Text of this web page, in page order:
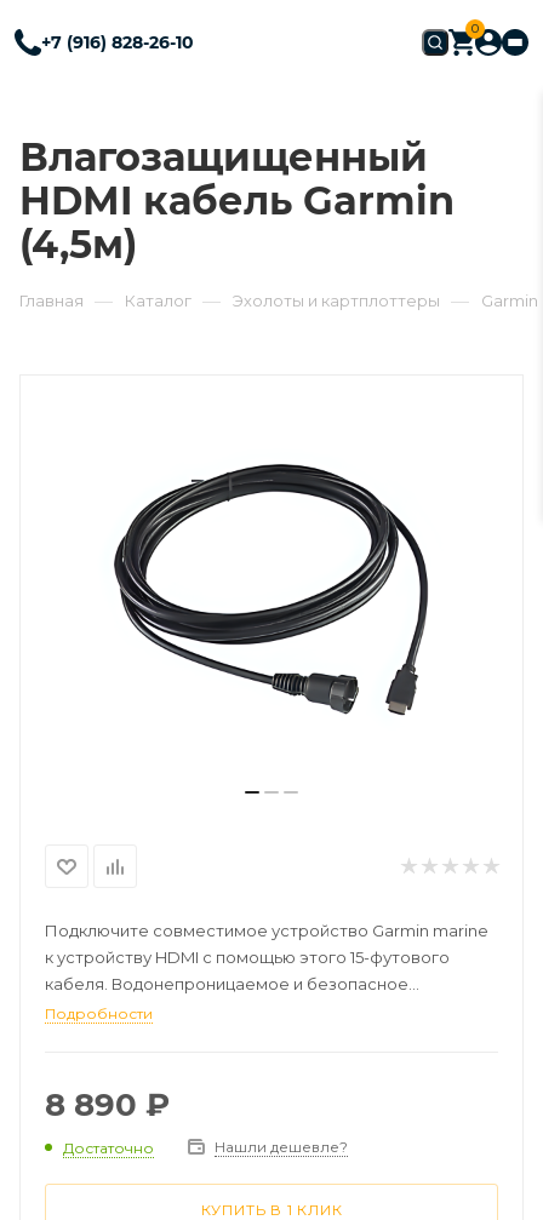
+7 (916) 828-26-10
0
Влагозащищенный
HDMI кабель Garmin
(4,5м)
Главная — Каталог — Эхолоты и картплоттеры — Garmin
Подключите совместимое устройство Garmin marine
к устройству HDMI с помощью этого 15-футового
кабеля. Водонепроницаемое и безопасное
соединение поддерживает воспроизведение видео и
дополнительной информации о поддерживаемых
функциях A / V.
Подробности
8 890 ₽
Достаточно Нашли дешевле?
КУПИТЬ В 1 КЛИК